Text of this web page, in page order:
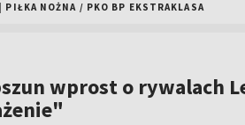
PIŁKA NOŻNA / PKO BP EKSTRAKLASA
wprost o rywalach